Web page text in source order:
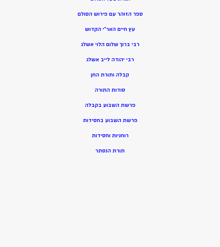
ספר הזוהר עם פירוש הסולם
עץ חיים האר”י הקדוש
רבי ברוך שלום הלוי אשלג
רבי יהודה לייב אשלג
קבלה ותורת החן
סודות התורה
פרשת השבוע בקבלה
פרשת השבוע בחסידות
רוחניות וחסידות
תורת הנסתר